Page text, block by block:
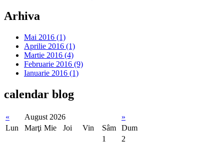
Arhiva
Mai 2016 (1)
Aprilie 2016 (1)
Martie 2016 (4)
Februarie 2016 (9)
Ianuarie 2016 (1)
calendar blog
« August 2026
»
Lun
Marţi Mie Joi Vin Sâm
Dum
1
2